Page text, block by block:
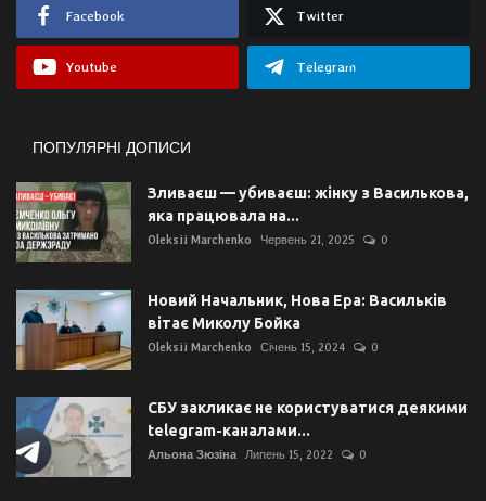
Facebook Twitter
Youtube Telegram
ПОПУЛЯРНІ ДОПИСИ
Зливаєш — убиваєш: жінку з Василькова,
яка працювала на...
Oleksii Marchenko Червень 21, 2025 0
Новий Начальник, Нова Ера: Васильків
вітає Миколу Бойка
Oleksii Marchenko Січень 15, 2024 0
СБУ закликає не користуватися деякими
telegram-каналами...
Альона Зюзіна Липень 15, 2022 0